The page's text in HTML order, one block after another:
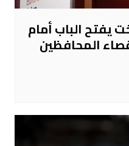
يفتح الباب أمام
المحافظين